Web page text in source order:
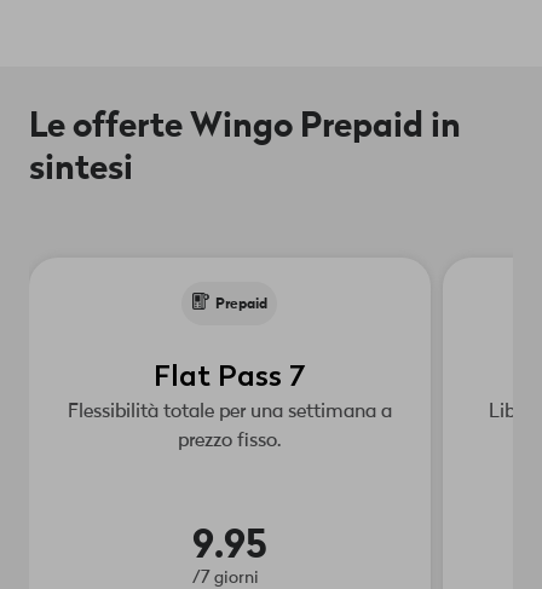
Le offerte Wingo Prepaid in
sintesi
Prepaid
Flat Pass 7
Flessibilità totale per una settimana a
prezzo fisso.
9.95
/7 giorni